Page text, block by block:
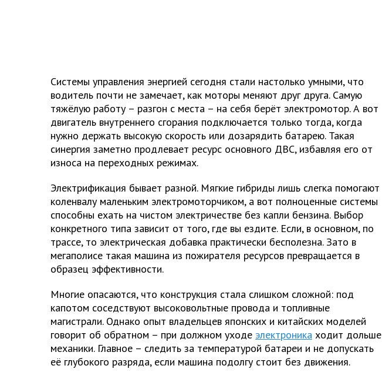
Системы управления энергией сегодня стали настолько умными, что
водитель почти не замечает, как моторы меняют друг друга. Самую
тяжёлую работу – разгон с места – на себя берёт электромотор. А вот
двигатель внутреннего сгорания подключается только тогда, когда
нужно держать высокую скорость или дозарядить батарею. Такая
синергия заметно продлевает ресурс основного ДВС, избавляя его от
износа на переходных режимах.
Электрификация бывает разной. Мягкие гибриды лишь слегка помогают
коленвалу маленьким электромоторчиком, а вот полноценные системы
способны ехать на чистом электричестве без капли бензина. Выбор
конкретного типа зависит от того, где вы ездите. Если, в основном, по
трассе, то электрическая добавка практически бесполезна. Зато в
мегаполисе такая машина из пожирателя ресурсов превращается в
образец эффективности.
Многие опасаются, что конструкция стала слишком сложной: под
капотом соседствуют высоковольтные провода и топливные
магистрали. Однако опыт владельцев японских и китайских моделей
говорит об обратном – при должном уходе электроника ходит дольше
механики. Главное – следить за температурой батареи и не допускать
её глубокого разряда, если машина подолгу стоит без движения.